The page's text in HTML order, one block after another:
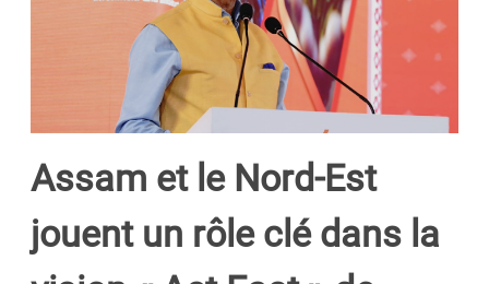
Assam et le Nord-Est
jouent un rôle clé dans la